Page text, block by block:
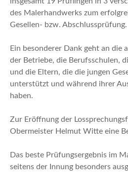
des Malerhandwerks zum
Gesellen- bzw. Abschlussprüfung.
Ein besonderer Dank geht an die
der Betriebe, die Berufsschulen,
und die Eltern, die die jungen
unterstützt und während ihrer
haben.
Zur Eröffnung der
Obermeister Helmut Witte eine
Das beste Prüfungsergebnis im
seitens der Innung besonders